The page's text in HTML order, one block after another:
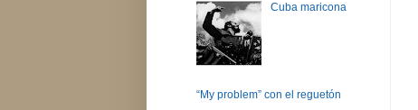
Cuba maricona
“My problem” con el reguetón